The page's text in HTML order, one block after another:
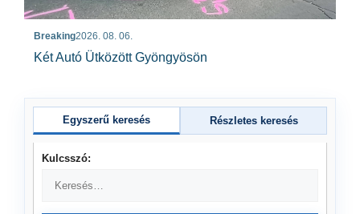
Breaking2026. 08. 06.
Két Autó Ütközött Gyöngyösön
Egyszerű keresés Részletes keresés
Kulcsszó: